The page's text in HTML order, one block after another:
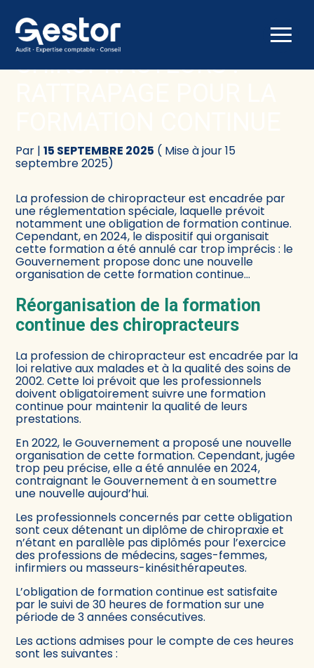
Aller
au
Créer et reprendre une activité
Gérer votre quotidien
Être prêt pour la facturation électronique
Comptabilité
Fiscalité
Juridique
Conseil
CHIROPRACTEURS :
Par |15 SEPTEMBRE 2025 ( Mise à jour 15
septembre 2025)
La profession de chiropracteur est encadrée par
une réglementation spéciale, laquelle prévoit
notamment une obligation de formation continue.
Cependant, en 2024, le dispositif qui organisait
cette formation a été annulé car trop imprécis : le
Gouvernement propose donc une nouvelle
organisation de cette formation continue…
Réorganisation de la formation
continue des chiropracteurs
La profession de chiropracteur est encadrée par la
loi relative aux malades et à la qualité des soins de
2002. Cette loi prévoit que les professionnels
doivent obligatoirement suivre une formation
continue pour maintenir la qualité de leurs
prestations.
En 2022, le Gouvernement a proposé une nouvelle
organisation de cette formation. Cependant, jugée
trop peu précise, elle a été annulée en 2024,
contraignant le Gouvernement à en soumettre
une nouvelle aujourd’hui.
Les professionnels concernés par cette obligation
sont ceux détenant un diplôme de chiropraxie et
n’étant en parallèle pas diplômés pour l’exercice
des professions de médecins, sages-femmes,
infirmiers ou masseurs-kinésithérapeutes.
L’obligation de formation continue est satisfaite
par le suivi de 30 heures de formation sur une
période de 3 années consécutives.
Les actions admises pour le compte de ces heures
sont les suivantes :